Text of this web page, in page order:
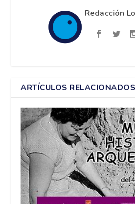
Redacción
ARTÍCULOS RELACIONADOS